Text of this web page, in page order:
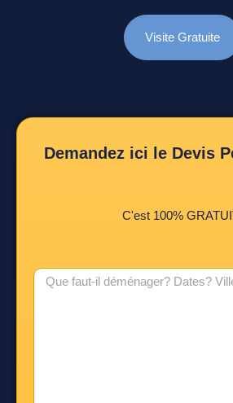
Visite Gratuite
Demandez ici le Devis
C'est 100%